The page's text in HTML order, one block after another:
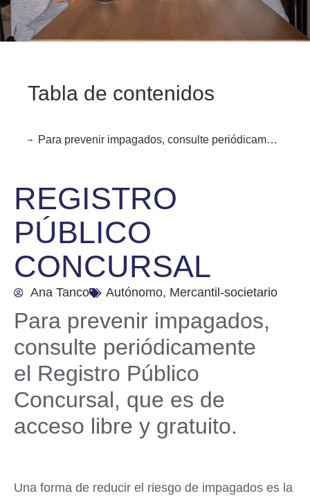
Tabla de contenidos
Para prevenir impagados, consulte periódicamente el Registro Público Concursal, que es de acceso libre y gratuito.
REGISTRO
PÚBLICO
CONCURSAL
Ana Tanco Autónomo, Mercantil-societario
Para prevenir impagados,
consulte periódicamente
el Registro Público
Concursal, que es de
acceso libre y gratuito.
Una forma de reducir el riesgo de impagados es la